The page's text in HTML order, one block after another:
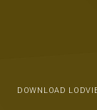
DOWNLOAD